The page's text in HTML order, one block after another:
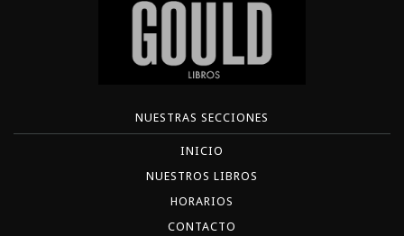
NUESTRAS SECCIONES
INICIO
NUESTROS LIBROS
HORARIOS
CONTACTO